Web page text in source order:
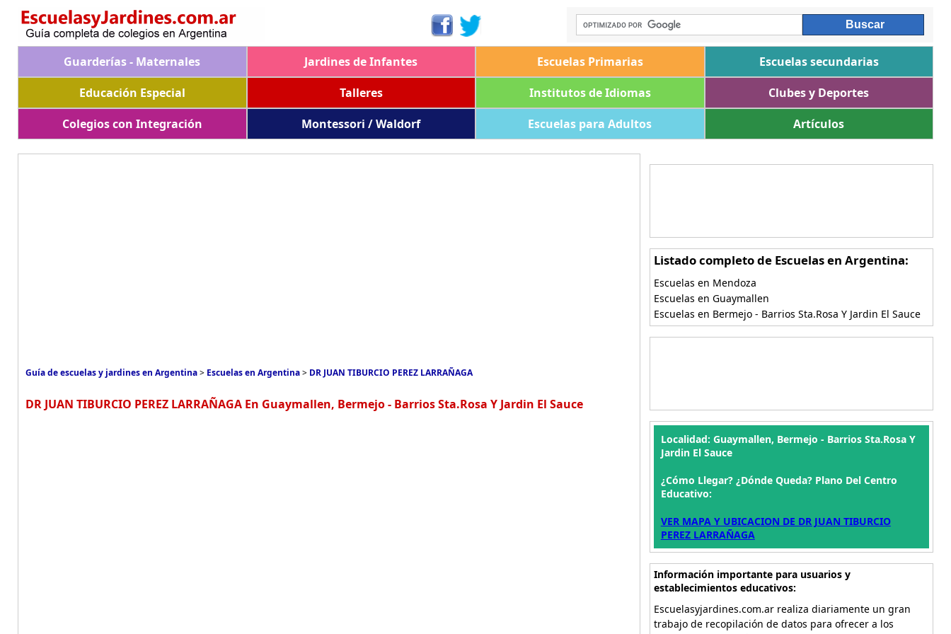
Guarderías - Maternales Jardines de Infantes Escuelas Primarias
Escuelas secundarias
Educación Especial
Talleres Institutos de Idiomas
Clubes y Deportes
Colegios con Integración
Montessori / Waldorf Escuelas para Adultos Artículos
Guía de escuelas y jardines en Argentina> Escuelas en Argentina> DR JUAN TIBURCIO PEREZ LARRAÑAGA
DR JUAN TIBURCIO PEREZ LARRAÑAGA En Guaymallen, Bermejo - Barrios Sta.Rosa Y Jardin El Sauce
Listado completo de Escuelas en Argentina:
Escuelas en Mendoza
Escuelas en Guaymallen
Escuelas en Bermejo - Barrios Sta.Rosa Y Jardin El Sauce
Localidad: Guaymallen, Bermejo - Barrios Sta.Rosa Y
Jardin El Sauce
¿Cómo Llegar? ¿Dónde Queda? Plano Del Centro
Educativo:
VER MAPA Y UBICACION DE DR JUAN TIBURCIO
PEREZ LARRAÑAGA
Información importante para usuarios y
establecimientos educativos:
Escuelasyjardines.com.ar realiza diariamente un gran
trabajo de recopilación de datos para ofrecer a los